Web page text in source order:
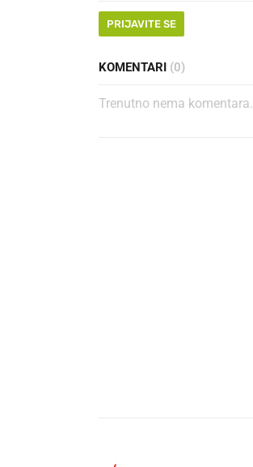
PRIJAVITE SE
KOMENTARI (0)
Trenutno nema komentara.